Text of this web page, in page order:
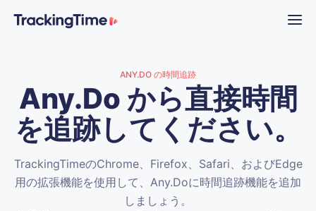
ANY.DO の時間追跡
Any.Do から直接時間
を追跡してください。
TrackingTimeのChrome、Firefox、Safari、およびEdge
用の拡張機能を使用して、Any.Doに時間追跡機能を追加
しましょう。